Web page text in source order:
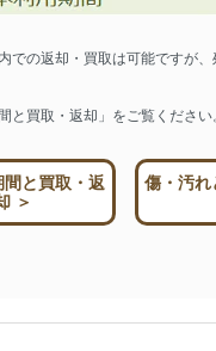
での返却・買取は可能ですが
と買取・返却」をご覧ください
間と買取・返
＞
傷・汚れ